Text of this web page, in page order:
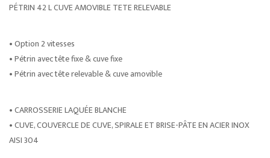
PÉTRIN 42 L CUVE AMOVIBLE TETE RELEVABLE
• Option 2 vitesses
• Pétrin avec tête fixe & cuve fixe
• Pétrin avec tête relevable & cuve amovible
• CARROSSERIE LAQUÉE BLANCHE
• CUVE, COUVERCLE DE CUVE, SPIRALE ET BRISE-PÂTE EN ACIER INOX
AISI 304